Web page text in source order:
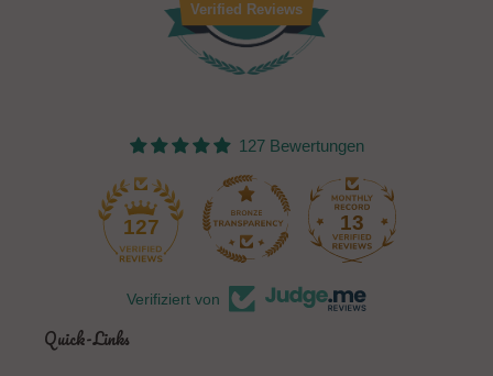
Verified Reviews
127 Bewertungen
127 13
Verifiziert von
Quick-Links